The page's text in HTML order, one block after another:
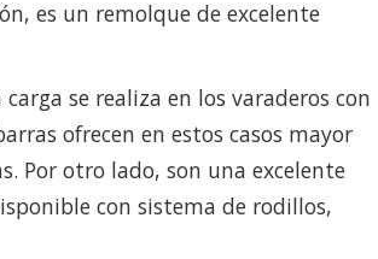
es un remolque de excelente
se realiza en los varaderos con
ofrecen en estos casos mayor
Por otro lado, son una excelente
con sistema de rodillos,